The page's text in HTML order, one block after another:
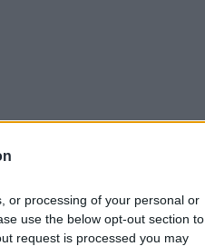
or processing of your personal or
use the below opt-out section to
request is processed you may